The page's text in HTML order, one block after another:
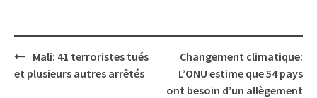
Post
navigation
Mali: 41 terroristes tués
et plusieurs autres arrêtés
Changement climatique:
L’ONU estime que 54 pays
ont besoin d’un allègement